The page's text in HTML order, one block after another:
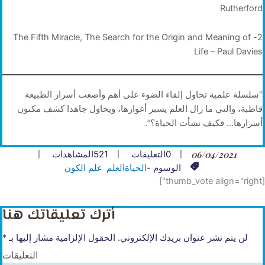
Rutherford
2- The Fifth Miracle, The Search for the Origin and Meaning of
Life – Paul Davies
“سلسلة علمية تحاول إلقاء الضوء على أهم وأصعب أسرار الطبيعة
قاطبة، والتي ما زال العلم يسبر أغوارها، ويحاول جاهدا كشف مكنون
أسرارها… فكيف نشأت الحياة؟”.
06/04/2021
0التعليقات 521المشاهدات
الوسوم -الحياةالعلم علم الكون
[thumb_vote align="right"]
أترك تعليقاتك هنا
لن يتم نشر عنوان بريدك الإلكتروني. الحقول الإلزامية مشار إليها بـ*
التعليقات